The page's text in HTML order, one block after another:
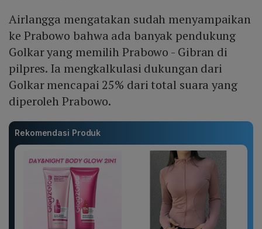
Airlangga mengatakan sudah menyampaikan
ke Prabowo bahwa ada banyak pendukung
Golkar yang memilih Prabowo - Gibran di
pilpres. Ia mengkalkulasi dukungan dari
Golkar mencapai 25% dari total suara yang
diperoleh Prabowo.
Rekomendasi Produk